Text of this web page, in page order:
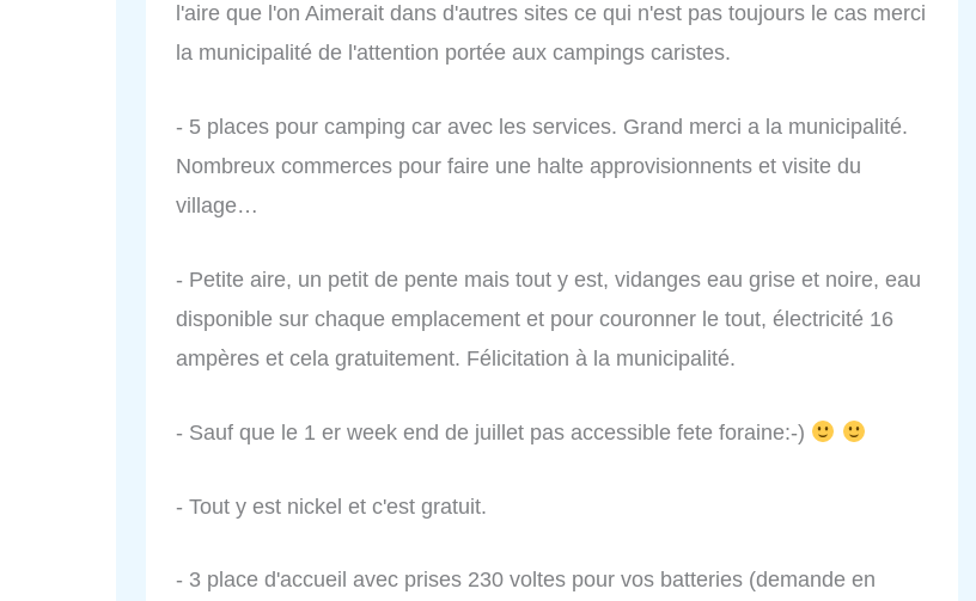
l'aire que l'on Aimerait dans d'autres sites ce qui n'est pas toujours le cas merci
la municipalité de l'attention portée aux campings caristes.
- 5 places pour camping car avec les services. Grand merci a la municipalité.
Nombreux commerces pour faire une halte approvisionnents et visite du
village…
- Petite aire, un petit de pente mais tout y est, vidanges eau grise et noire, eau
disponible sur chaque emplacement et pour couronner le tout, électricité 16
ampères et cela gratuitement. Félicitation à la municipalité.
- Sauf que le 1 er week end de juillet pas accessible fete foraine:-)
- Tout y est nickel et c'est gratuit.
- 3 place d'accueil avec prises 230 voltes pour vos batteries (demande en